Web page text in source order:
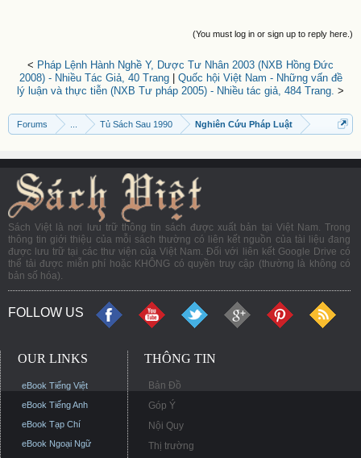
(You must log in or sign up to reply here.)
< Pháp Lệnh Hành Nghề Y, Dược Tư Nhân 2003 (NXB Hồng Đức
2008) - Nhiều Tác Giả, 40 Trang| Quốc hội Việt Nam - Những vấn đề
lý luận và thực tiễn (NXB Tư pháp 2005) - Nhiều tác giả, 484 Trang. >
Forums Tủ Sách Sau 1990 Nghiên Cứu Pháp Luật
Sách Việt là nơi lưu trữ thông tin sách được xuất bản tại Việt Nam. Trong
thông tin giới thiệu của mỗi sách thường có liên kết nguồn của tài liệu đang
được lưu trữ tại các thư viện của Việt Nam. Đối với liên kết Google Drive có
thể tải được miễn phí hoặc KHÔNG có quyền truy cập (thường là không có
bản số hóa).
FOLLOW US
OUR LINKS
eBook Tiếng Việt
eBook Tiếng Anh
eBook Tạp Chí
eBook Ngoại Ngữ
THÔNG TIN
Bản Đồ
Góp Ý
Nội Quy
Thị trường